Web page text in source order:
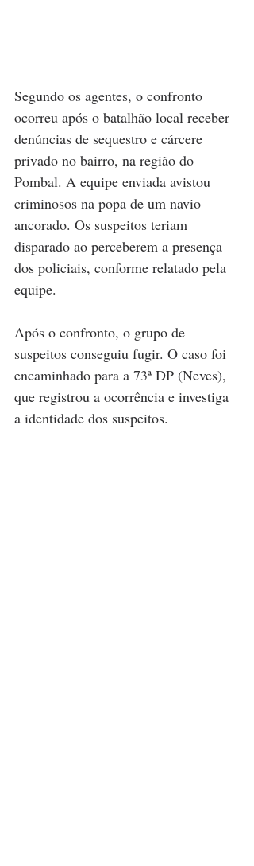
Segundo os agentes, o confronto
ocorreu após o batalhão local receber
denúncias de sequestro e cárcere
privado no bairro, na região do
Pombal. A equipe enviada avistou
criminosos na popa de um navio
ancorado. Os suspeitos teriam
disparado ao perceberem a presença
dos policiais, conforme relatado pela
equipe.
Após o confronto, o grupo de
suspeitos conseguiu fugir. O caso foi
encaminhado para a 73ª DP (Neves),
que registrou a ocorrência e investiga
a identidade dos suspeitos.